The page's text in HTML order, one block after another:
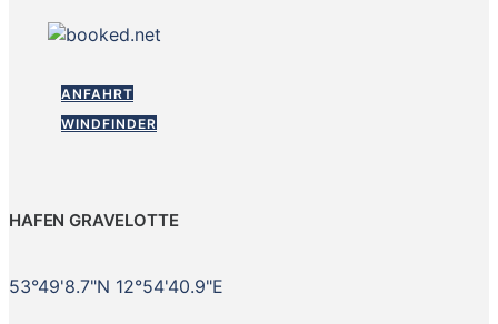
ANFAHRT
WINDFINDER
HAFEN GRAVELOTTE
53°49'8.7"N 12°54'40.9"E